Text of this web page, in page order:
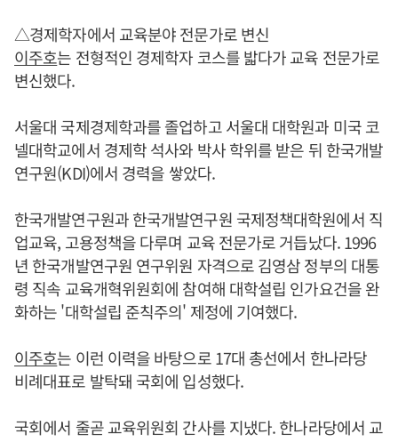
△경제학자에서 교육분야 전문가로 변신
이주호는 전형적인 경제학자 코스를 밟다가 교육 전문가로
변신했다.
서울대 국제경제학과를 졸업하고 서울대 대학원과 미국 코
넬대학교에서 경제학 석사와 박사 학위를 받은 뒤 한국개발
연구원(KDI)에서 경력을 쌓았다.
한국개발연구원과 한국개발연구원 국제정책대학원에서 직
업교육, 고용정책을 다루며 교육 전문가로 거듭났다. 1996
년 한국개발연구원 연구위원 자격으로 김영삼 정부의 대통
령 직속 교육개혁위원회에 참여해 대학설립 인가요건을 완
화하는 '대학설립 준칙주의' 제정에 기여했다.
이주호는 이런 이력을 바탕으로 17대 총선에서 한나라당
비례대표로 발탁돼 국회에 입성했다.
국회에서 줄곧 교육위원회 간사를 지냈다. 한나라당에서 교